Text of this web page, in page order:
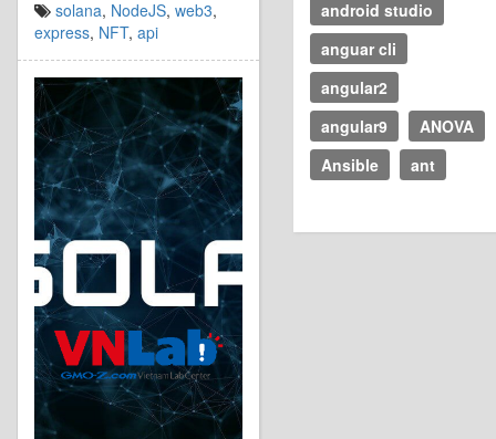
solana, NodeJS, web3,
express, NFT, api
android studio
anguar cli
angular2
angular9
ANOVA
Ansible
ant